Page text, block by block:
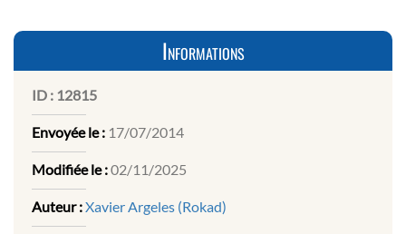
Informations
ID : 12815
Envoyée le : 17/07/2014
Modifiée le :02/11/2025
Auteur :Xavier Argeles (Rokad)